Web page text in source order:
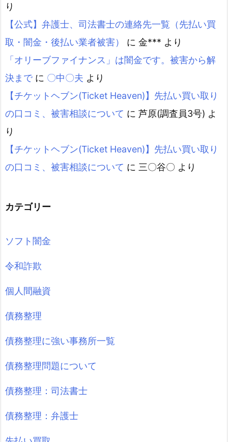
り
【公式】弁護士、司法書士の連絡先一覧（先払い買
取・闇金・後払い業者被害）
に 金*** より
「オリーブファイナンス」は闇金です。被害から解
決までに 〇中〇夫 より
【チケットヘブン(Ticket Heaven)】先払い買い取り
の口コミ、被害相談について に 芦原(調査員3号) よ
り
【チケットヘブン(Ticket Heaven)】先払い買い取り
の口コミ、被害相談について に 三〇谷〇 より
カテゴリー
ソフト闇金
令和詐欺
個人間融資
債務整理
債務整理に強い事務所一覧
債務整理問題について
債務整理：司法書士
債務整理：弁護士